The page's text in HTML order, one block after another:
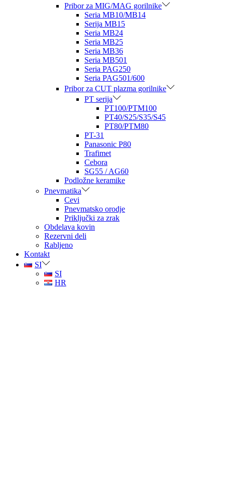
Pribor za MIG/MAG gorilnike
Seria MB10/MB14
Serija MB15
Seria MB24
Seria MB25
Seria MB36
Seria MB501
Seria PAG250
Seria PAG501/600
Pribor za CUT plazma gorilnike
PT serija
PT100/PTM100
PT40/S25/S35/S45
PT80/PTM80
PT-31
Panasonic P80
Trafimet
Cebora
SG55 / AG60
Podložne keramike
Pnevmatika
Cevi
Pnevmatsko orodje
Priključki za zrak
Obdelava kovin
Rezervni deli
Rabljeno
Kontakt
SI
SI
HR